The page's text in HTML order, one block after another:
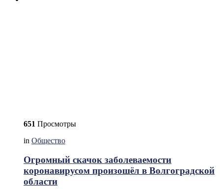
651 Просмотры
in Общество
Огромный скачок заболеваемости
коронавирусом произошёл в Волгоградской
области